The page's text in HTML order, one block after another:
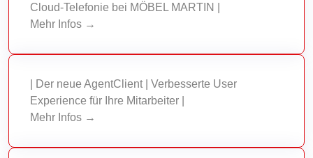
Cloud-Telefonie bei MÖBEL MARTIN |
Mehr Infos →
| Der neue AgentClient | Verbesserte User
Experience für Ihre Mitarbeiter |
Mehr Infos →